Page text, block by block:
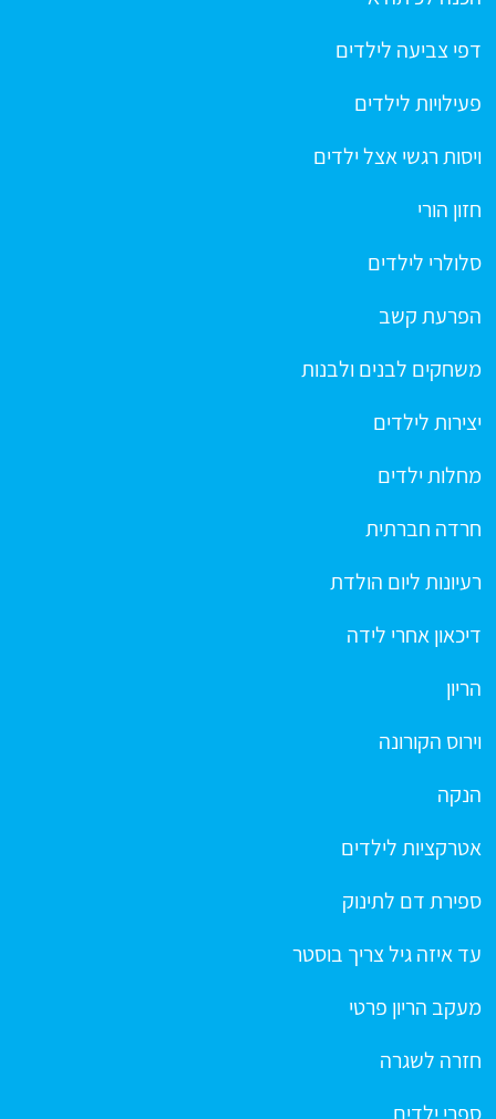
דפי צביעה לילדים
פעילויות לילדים
ויסות רגשי אצל ילדים
חזון הורי
סלולרי לילדים
הפרעת קשב
משחקים לבנים ולבנות
יצירות לילדים
מחלות ילדים
חרדה חברתית
רעיונות ליום הולדת
דיכאון אחרי לידה
הריון
וירוס הקורונה
הנקה
אטרקציות לילדים
ספירת דם לתינוק
עד איזה גיל צריך בוסטר
מעקב הריון פרטי
חזרה לשגרה